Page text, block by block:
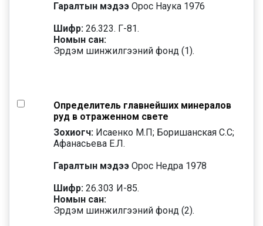
Гаралтын мэдээ Орос Наука 1976
Шифр: 26.323. Г-81.
Номын сан:
Эрдэм шинжилгээний фонд (1).
Определитель главнейших минералов
руд в отраженном свете
Зохиогч: Исаенко М.П; Боришанская С.С;
Афанасьева Е.Л.
Гаралтын мэдээ Орос Недра 1978
Шифр: 26.303 И-85.
Номын сан:
Эрдэм шинжилгээний фонд (2).